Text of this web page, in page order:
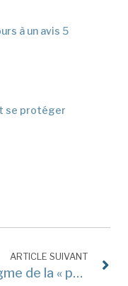
à un avis 5
se protéger
ARTICLE SUIVANT
L’énigme de la « personne physico-morale »